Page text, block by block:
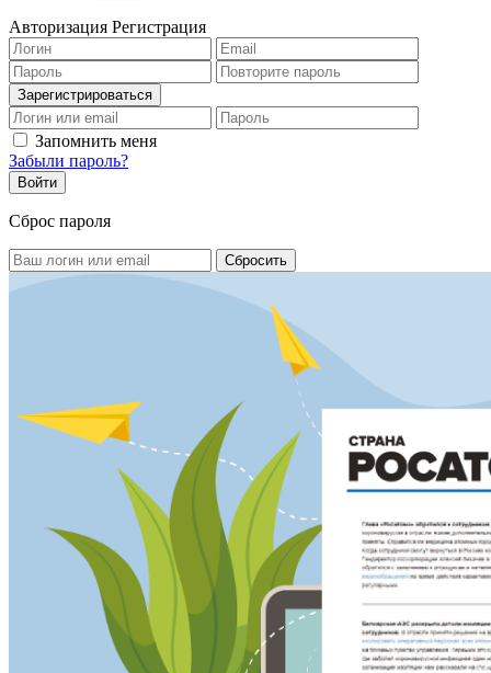
Авторизация Регистрация
Запомнить меня
Забыли пароль?
Сброс пароля